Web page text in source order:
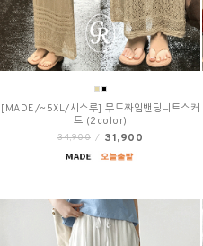
[MADE/~5XL/시스루] 무드짜임밴딩니트스커
트 (2color)
34,900 / 31,900